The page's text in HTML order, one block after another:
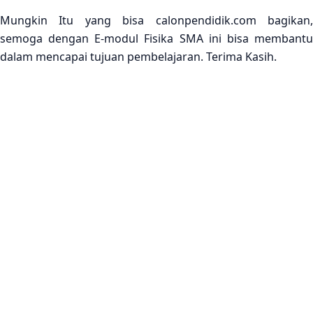
Mungkin Itu yang bisa calonpendidik.com bagikan,
semoga dengan E-modul Fisika SMA ini bisa membantu
dalam mencapai tujuan pembelajaran. Terima Kasih.